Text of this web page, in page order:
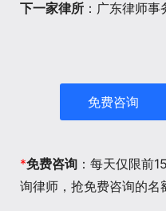
下一家律所 ：广东律师事
免费咨询
*免费咨询 ：每天仅限前
询律师，抢免费咨询的名